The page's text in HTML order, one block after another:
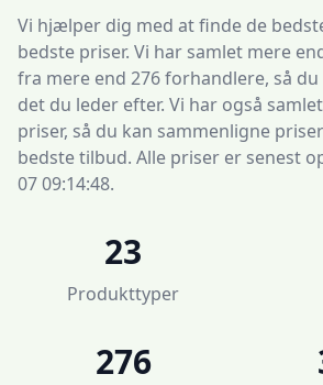
Vi hjælper dig med at finde de
bedste priser. Vi har samlet mere
fra mere end 276 forhandlere, så
det du leder efter. Vi har også
priser, så du kan sammenligne
bedste tilbud. Alle priser er senest
07 09:14:48.
23
Produkttyper
276